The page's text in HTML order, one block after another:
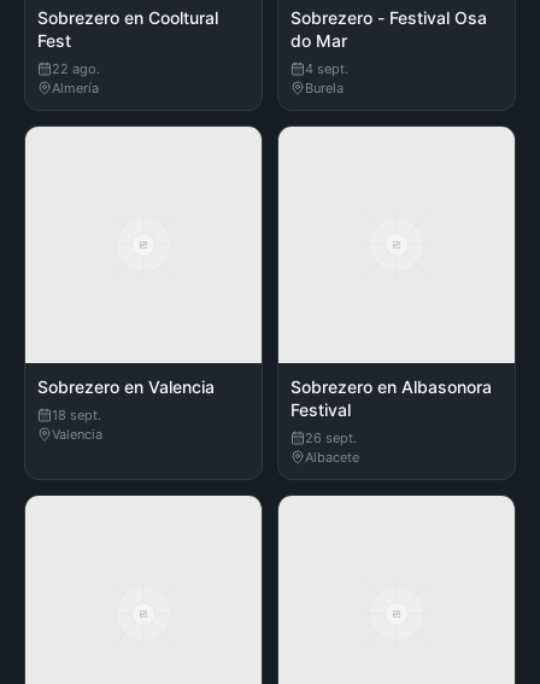
Sobrezero en Cooltural
Fest
22 ago.
Almería
Sobrezero - Festival Osa
do Mar
4 sept.
Burela
Sobrezero en Valencia
18 sept.
Valencia
Sobrezero en Albasonora
Festival
26 sept.
Albacete